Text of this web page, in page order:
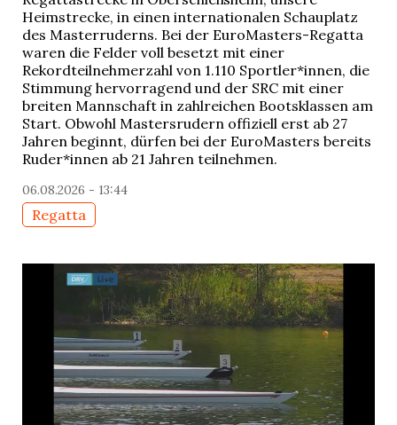
Heimstrecke, in einen internationalen Schauplatz
des Masterruderns. Bei der EuroMasters-Regatta
waren die Felder voll besetzt mit einer
Rekordteilnehmerzahl von 1.110 Sportler*innen, die
Stimmung hervorragend und der SRC mit einer
breiten Mannschaft in zahlreichen Bootsklassen am
Start. Obwohl Mastersrudern offiziell erst ab 27
Jahren beginnt, dürfen bei der EuroMasters bereits
Ruder*innen ab 21 Jahren teilnehmen.
06.08.2026 - 13:44
Regatta